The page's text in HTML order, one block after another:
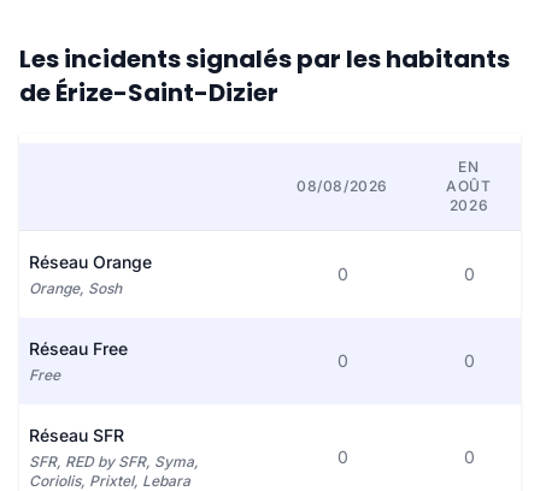
Les incidents signalés par les habitants
de Érize-Saint-Dizier
08/08/2026
EN
AOÛT
2026
Réseau Orange
Orange, Sosh
0 0
Réseau Free
Free
0 0
Réseau SFR
SFR, RED by SFR, Syma,
Coriolis, Prixtel, Lebara
0 0